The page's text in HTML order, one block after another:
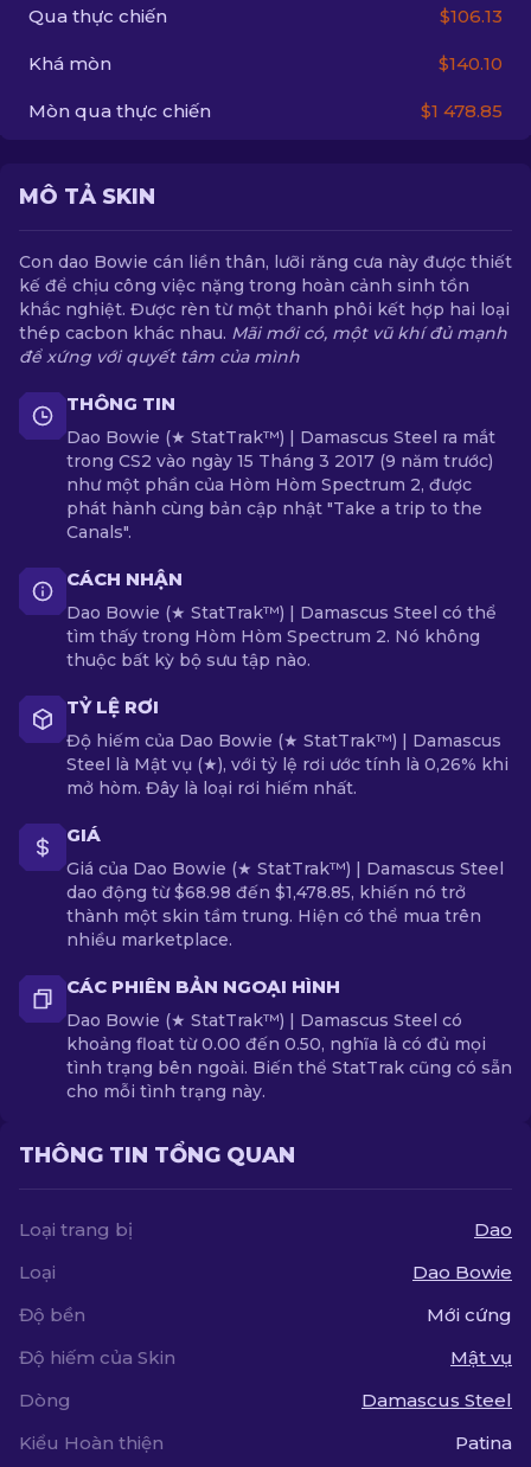
Qua thực chiến $106.13
Khá mòn $140.10
Mòn qua thực chiến $1 478.85
MÔ TẢ SKIN
Con dao Bowie cán liền thân, lưỡi răng cưa này được thiết
kế để chịu công việc nặng trong hoàn cảnh sinh tồn
khắc nghiệt. Được rèn từ một thanh phôi kết hợp hai loại
thép cacbon khác nhau. Mãi mới có, một vũ khí đủ mạnh
để xứng với quyết tâm của mình
THÔNG TIN
Dao Bowie (★ StatTrak™) | Damascus Steel ra mắt
trong CS2 vào ngày 15 Tháng 3 2017 (9 năm trước)
như một phần của Hòm Hòm Spectrum 2, được
phát hành cùng bản cập nhật "Take a trip to the
Canals".
CÁCH NHẬN
Dao Bowie (★ StatTrak™) | Damascus Steel có thể
tìm thấy trong Hòm Hòm Spectrum 2. Nó không
thuộc bất kỳ bộ sưu tập nào.
TỶ LỆ RƠI
Độ hiếm của Dao Bowie (★ StatTrak™) | Damascus
Steel là Mật vụ (★), với tỷ lệ rơi ước tính là 0,26% khi
mở hòm. Đây là loại rơi hiếm nhất.
GIÁ
Giá của Dao Bowie (★ StatTrak™) | Damascus Steel
dao động từ $68.98 đến $1,478.85, khiến nó trở
thành một skin tầm trung. Hiện có thể mua trên
nhiều marketplace.
CÁC PHIÊN BẢN NGOẠI HÌNH
Dao Bowie (★ StatTrak™) | Damascus Steel có
khoảng float từ 0.00 đến 0.50, nghĩa là có đủ mọi
tình trạng bên ngoài. Biến thể StatTrak cũng có sẵn
cho mỗi tình trạng này.
THÔNG TIN TỔNG QUAN
Loại trang bị
Dao
Loại
Dao Bowie
Độ bền
Mới cứng
Độ hiếm của Skin
Mật vụ
Dòng
Damascus Steel
Kiểu Hoàn thiện
Patina